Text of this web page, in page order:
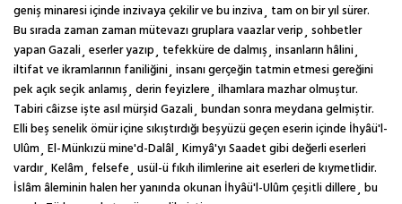
geniş minaresi içinde inzivaya çekilir ve bu inziva¸ tam on bir yıl sürer.
Bu sırada zaman zaman mütevazı gruplara vaazlar verip¸ sohbetler
yapan Gazali¸ eserler yazıp¸ tefekküre de dalmış¸ insanların hâlini¸
iltifat ve ikramlarının faniliğini¸ insanı gerçeğin tatmin etmesi gereğini
pek açık seçik anlamış¸ derin feyizlere¸ ilhamlara mazhar olmuştur.
Tabiri câizse işte asıl mürşid Gazali¸ bundan sonra meydana gelmiştir.
Elli beş senelik ömür içine sıkıştırdığı beşyüzü geçen eserin içinde İhyâü'l-
Ulûm¸ El-Münkızü mine'd-Dalâl¸ Kimyâ'yı Saadet gibi değerli eserleri
vardır¸ Kelâm¸ felsefe¸ usül-ü fıkıh ilimlerine ait eserleri de kıymetlidir.
İslâm âleminin halen her yanında okunan İhyâü'l-Ulûm çeşitli dillere¸ bu